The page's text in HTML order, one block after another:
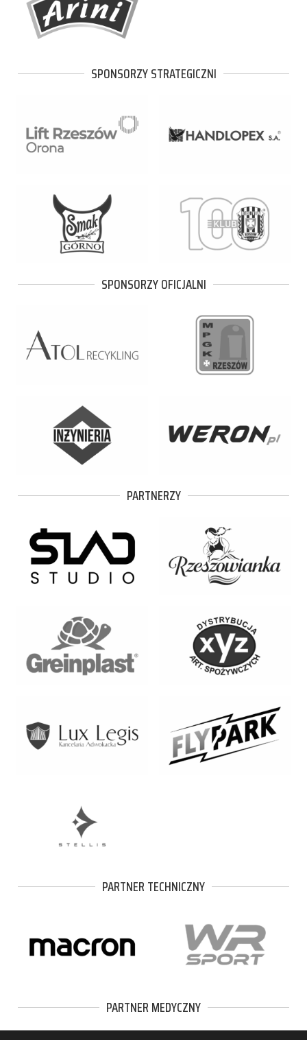
SPONSORZY STRATEGICZNI
SPONSORZY OFICJALNI
PARTNERZY
PARTNER TECHNICZNY
PARTNER MEDYCZNY